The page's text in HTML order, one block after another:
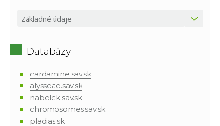
Databázy
cardamine.sav.sk
alysseae.sav.sk
nabelek.sav.sk
chromosomes.sav.sk
pladias.sk